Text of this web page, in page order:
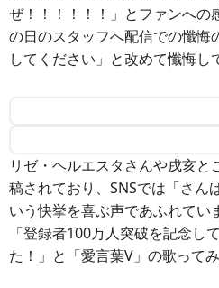
ぜ！！！！！！」とファンへの
の日のスタッフへ配信での懺悔
してください」と改めて懺悔し
リゼ・ヘルエスタさんや戌亥と
稿されており、SNSでは「さん
いう快挙を喜ぶ声であふれてい
「登録者100万人突破を記念し
た！」と「愛言葉V」の歌って